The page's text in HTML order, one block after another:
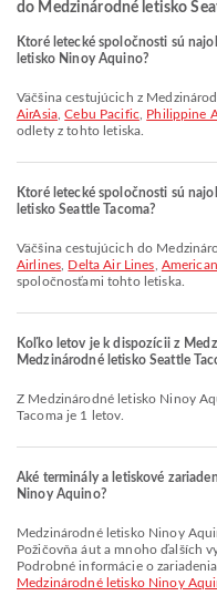
do Medzinárodné letisko
Ktoré letecké spoločnosti sú
letisko Ninoy Aquino?
Väčšina cestujúcich z
AirAsia,Cebu Pacific Philippine
odlety z tohto letiska.
Ktoré letecké spoločnosti sú
letisko Seattle Tacoma?
Väčšina cestujúcich do
Airlines Delta Air Lines
spoločnosťami tohto letiska.
Koľko letov je k dispozícii z
Medzinárodné letisko Seattle
Z Medzinárodné letisko Ninoy Aquino do Medzinárodné letisko Seattle
Tacoma je 1 letov.
Aké terminály a letiskové
Ninoy Aquino?
Medzinárodné letisko Ninoy Aquino ponúka Služba výmeny mien, Salónik,
Požičovňa áut a mnoho ďalších
Podrobné informácie o
Medzinárodné letisko Ninoy